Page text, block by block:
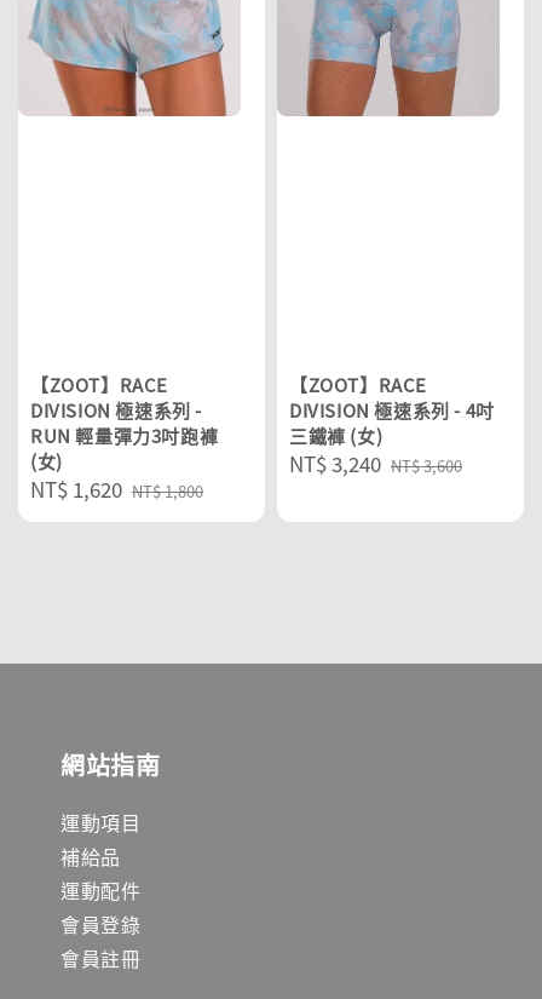
【ZOOT】RACE
DIVISION 極速系列 -
RUN 輕量彈力3吋跑褲
(女)
Sale
price
NT$ 1,620 Regular
price
NT$ 1,800
【ZOOT】RACE
DIVISION 極速系列 - 4吋
三鐵褲 (女)
Sale
NT$ 3,240 Regular
NT$ 3,600
網站指南
運動項目
補給品
運動配件
會員登錄
會員註冊